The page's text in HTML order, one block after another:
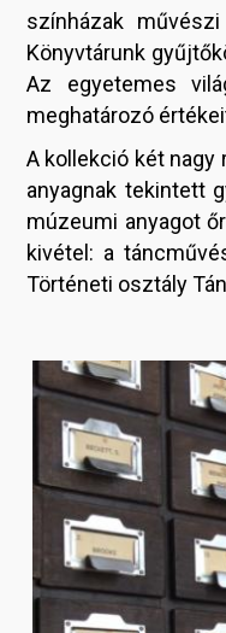
színházak
Könyvtárunk
Az egyetemes
meghatározó
A kollekció két nagy
anyagnak tekintett
múzeumi anyagot
kivétel: a
Történeti osztály